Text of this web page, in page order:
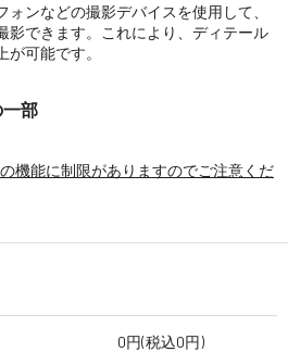
ンなどの撮影デバイスを使用して、
影できます。これにより、ディテール
可能です。
一部
機能に制限がありますのでご注意くだ
0円(税込0円)